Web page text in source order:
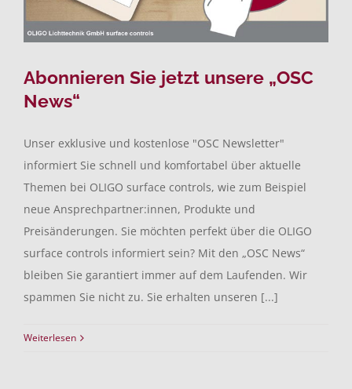
Abonnieren Sie jetzt unsere „OSC
News“
Unser exklusive und kostenlose "OSC Newsletter"
informiert Sie schnell und komfortabel über aktuelle
Themen bei OLIGO surface controls, wie zum Beispiel
neue Ansprechpartner:innen, Produkte und
Preisänderungen. Sie möchten perfekt über die OLIGO
surface controls informiert sein? Mit den „OSC News“
bleiben Sie garantiert immer auf dem Laufenden. Wir
spammen Sie nicht zu. Sie erhalten unseren [...]
Weiterlesen